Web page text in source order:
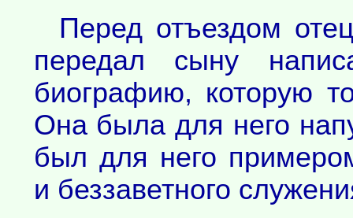
Перед отъездом
передал сыну
биографию, которую
Она была для него
был для него
и беззаветного